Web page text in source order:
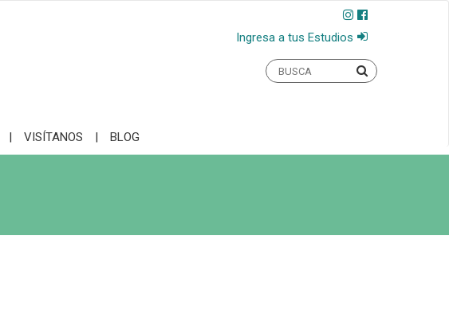
Ingresa a tus Estudios
VISÍTANOS BLOG